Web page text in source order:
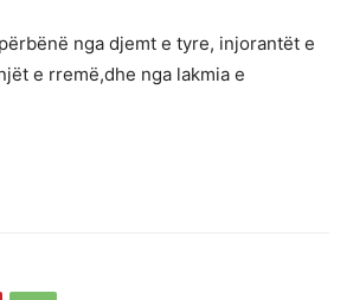
nga djemt e tyre, injorantët e
e rremë,dhe nga lakmia e